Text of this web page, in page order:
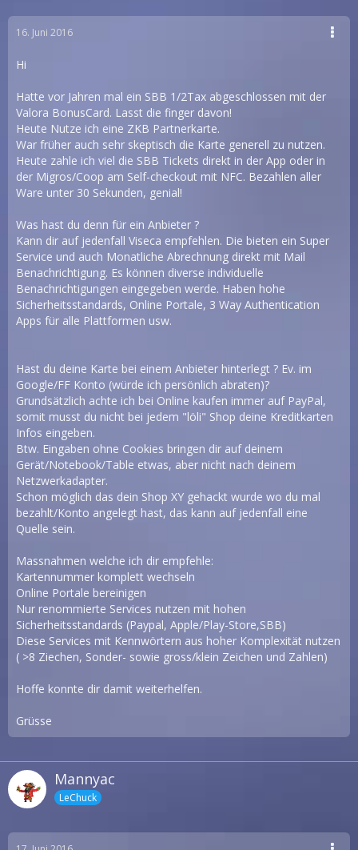
16. Juni 2016
Hi
Hatte vor Jahren mal ein SBB 1/2Tax abgeschlossen mit der
Valora BonusCard. Lasst die finger davon!
Heute Nutze ich eine ZKB Partnerkarte.
War früher auch sehr skeptisch die Karte generell zu nutzen.
Heute zahle ich viel die SBB Tickets direkt in der App oder in
der Migros/Coop am Self-checkout mit NFC. Bezahlen aller
Ware unter 30 Sekunden, genial!
Was hast du denn für ein Anbieter ?
Kann dir auf jedenfall Viseca empfehlen. Die bieten ein Super
Service und auch Monatliche Abrechnung direkt mit Mail
Benachrichtigung. Es können diverse individuelle
Benachrichtigungen eingegeben werde. Haben hohe
Sicherheitsstandards, Online Portale, 3 Way Authentication
Apps für alle Plattformen usw.
Hast du deine Karte bei einem Anbieter hinterlegt ? Ev. im
Google/FF Konto (würde ich persönlich abraten)?
Grundsätzlich achte ich bei Online kaufen immer auf PayPal,
somit musst du nicht bei jedem "löli" Shop deine Kreditkarten
Infos eingeben.
Btw. Eingaben ohne Cookies bringen dir auf deinem
Gerät/Notebook/Table etwas, aber nicht nach deinem
Netzwerkadapter.
Schon möglich das dein Shop XY gehackt wurde wo du mal
bezahlt/Konto angelegt hast, das kann auf jedenfall eine
Quelle sein.
Massnahmen welche ich dir empfehle:
Kartennummer komplett wechseln
Online Portale bereinigen
Nur renommierte Services nutzen mit hohen
Sicherheitsstandards (Paypal, Apple/Play-Store,SBB)
Diese Services mit Kennwörtern aus hoher Komplexität nutzen
( >8 Ziechen, Sonder- sowie gross/klein Zeichen und Zahlen)
Hoffe konnte dir damit weiterhelfen.
Grüsse
Mannyac
LeChuck